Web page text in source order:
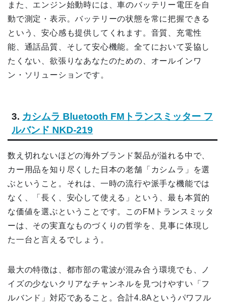
また、エンジン始動時には、車のバッテリー電圧を自
動で測定・表示。バッテリーの状態を常に把握できる
という、安心感も提供してくれます。音質、充電性
能、通話品質、そして安心機能。全てにおいて妥協し
たくない、欲張りなあなたのための、オールインワ
ン・ソリューションです。
3. カシムラ Bluetooth FMトランスミッター フ
ルバンド NKD-219
数え切れないほどの海外ブランド製品が溢れる中で、
カー用品を知り尽くした日本の老舗「カシムラ」を選
ぶということ。それは、一時の流行や派手な機能では
なく、「長く、安心して使える」という、最も本質的
な価値を選ぶということです。このFMトランスミッタ
ーは、その実直なものづくりの哲学を、見事に体現し
た一台と言えるでしょう。
最大の特徴は、都市部の電波が混み合う環境でも、ノ
イズの少ないクリアなチャンネルを見つけやすい「フ
ルバンド」対応であること。合計4.8Aというパワフル